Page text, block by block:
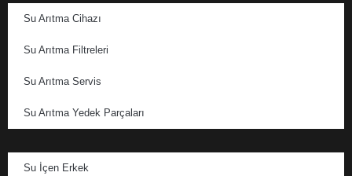
Su Arıtma Cihazı
Su Arıtma Filtreleri
Su Arıtma Servis
Su Arıtma Yedek Parçaları
Su İçen Erkek